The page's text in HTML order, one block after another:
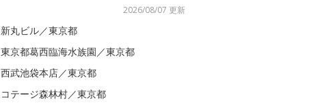
2026/08/07 更新
新丸ビル／東京都
東京都葛西臨海水族園／東京都
西武池袋本店／東京都
コテージ森林村／東京都